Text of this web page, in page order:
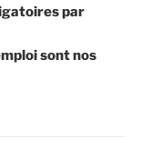
par
sont nos